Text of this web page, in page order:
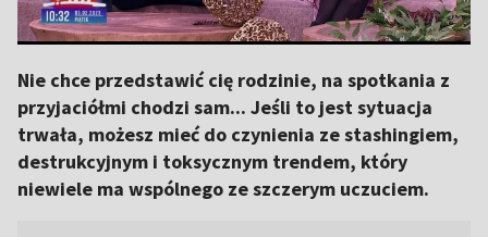
Nie chce przedstawić cię rodzinie, na spotkania z
przyjaciółmi chodzi sam... Jeśli to jest sytuacja
trwała, możesz mieć do czynienia ze stashingiem,
destrukcyjnym i toksycznym trendem, który
niewiele ma wspólnego ze szczerym uczuciem.